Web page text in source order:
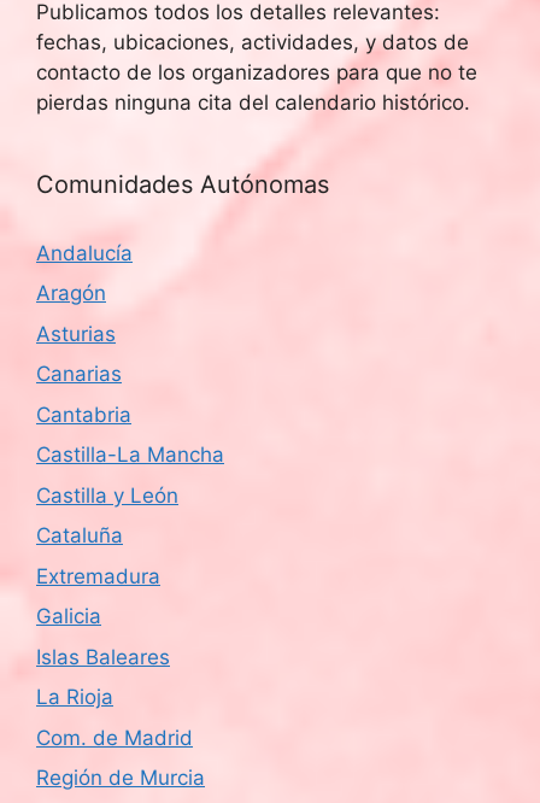
Publicamos todos los detalles relevantes:
fechas, ubicaciones, actividades, y datos de
contacto de los organizadores para que no te
pierdas ninguna cita del calendario histórico.
Comunidades Autónomas
Andalucía
Aragón
Asturias
Canarias
Cantabria
Castilla-La Mancha
Castilla y León
Cataluña
Extremadura
Galicia
Islas Baleares
La Rioja
Com. de Madrid
Región de Murcia